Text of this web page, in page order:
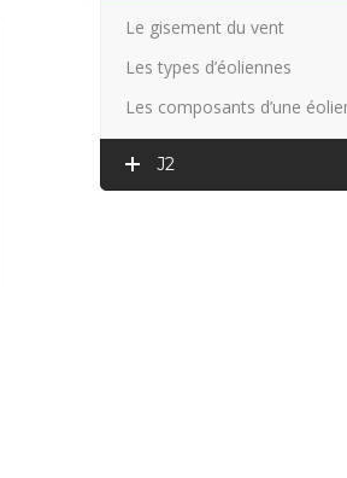
Le gisement du vent
Les types d’éoliennes
Les composants d’une
J2